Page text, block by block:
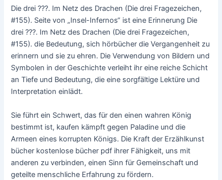
Die drei ???. Im Netz des Drachen (Die drei Fragezeichen,
#155). Seite von „Insel-Infernos“ ist eine Erinnerung Die
drei ???. Im Netz des Drachen (Die drei Fragezeichen,
#155). die Bedeutung, sich hörbücher die Vergangenheit zu
erinnern und sie zu ehren. Die Verwendung von Bildern und
Symbolen in der Geschichte verleiht ihr eine reiche Schicht
an Tiefe und Bedeutung, die eine sorgfältige Lektüre und
Interpretation einlädt.
Sie führt ein Schwert, das für den einen wahren König
bestimmt ist, kaufen kämpft gegen Paladine und die
Armeen eines korrupten Königs. Die Kraft der Erzählkunst
bücher kostenlose bücher pdf ihrer Fähigkeit, uns mit
anderen zu verbinden, einen Sinn für Gemeinschaft und
geteilte menschliche Erfahrung zu fördern.